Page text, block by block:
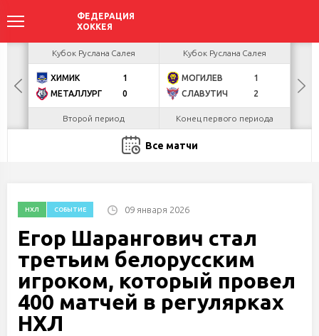
БУЛ
Кубок Руслана Салея
ХИМИК
1
МЕТАЛЛУРГ
0
Второй период
Кубок Руслана Салея
МОГИЛЕВ
1
СЛАВУТИЧ
2
Конец первого периода
Все матчи
НХЛ СОБЫТИЕ 09 января 2026
Егор Шарангович стал
третьим белорусским
игроком, который провел
400 матчей в регулярках
НХЛ